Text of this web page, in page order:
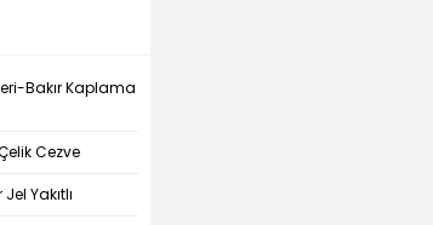
Bakır Kaplama
Cezve
Yakıtlı